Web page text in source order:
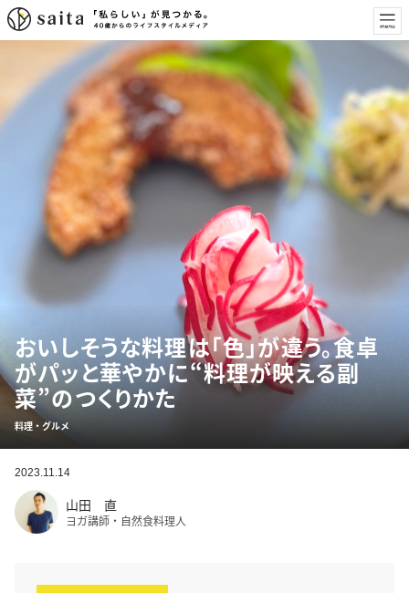
おいしそうな料理は「色」が違う。食卓
がパッと華やかに“料理が映える副
菜”のつくりかた
料理・グルメ
2023.11.14
山田 直
ヨガ講師・自然食料理人